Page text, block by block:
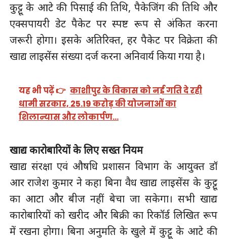
कुट्टू के आटे की पिसाई की तिथि, पैकेजिंग की तिथि और
एक्सपायरी डेट पैकेट पर स्पष्ट रूप से अंकित करना
जरूरी होगा। इसके अतिरिक्त, हर पैकेट पर विक्रेता की
खाद्य लाइसेंस संख्या दर्ज करना अनिवार्य किया गया है।
यह भी पढ़ें 👉 काशीपुर के विकास को नई गति दे रही
धामी सरकार, 25.19 करोड़ की योजनाओं का
शिलान्यास और लोकार्पण…
खाद्य कारोबारियों के लिए सख्त नियम
खाद्य संरक्षा एवं औषधि प्रशासन विभाग के आयुक्त डाॅ
आर राजेश कुमार ने कहा बिना वैध खाद्य लाइसेंस के कुट्टू
का आटा और बीज नहीं बेचा जा सकेगा। सभी खाद्य
कारोबारियों को खरीद और बिक्री का रिकॉर्ड लिखित रूप
में रखना होगा। बिना अनुमति के खुले में कुट्टू के आटे की